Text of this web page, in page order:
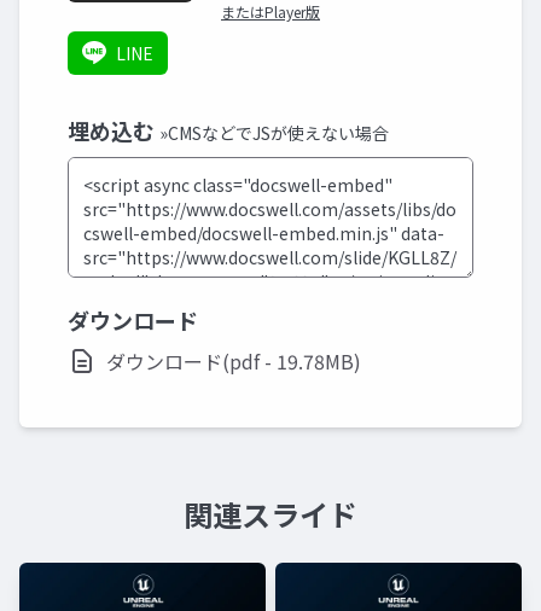
またはPlayer版
LINE
埋め込む »CMSなどでJSが使えない場合
ダウンロード
ダウンロード(pdf - 19.78MB)
関連スライド